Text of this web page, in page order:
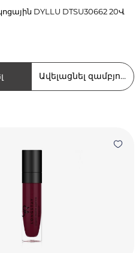
DYLLU DTSU30662 20Վ
Ավելացնել զամբյուղում